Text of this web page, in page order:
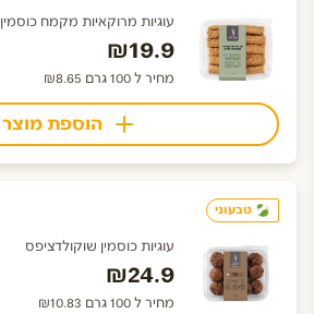
עוגיות מרוקאיות מקמח כוסמין
₪19.9
מחיר ל 100 גרם ₪8.65
הוספת מוצר
טבעוני
עוגיות כוסמין שוקולדציפס
₪24.9
מחיר ל 100 גרם ₪10.83